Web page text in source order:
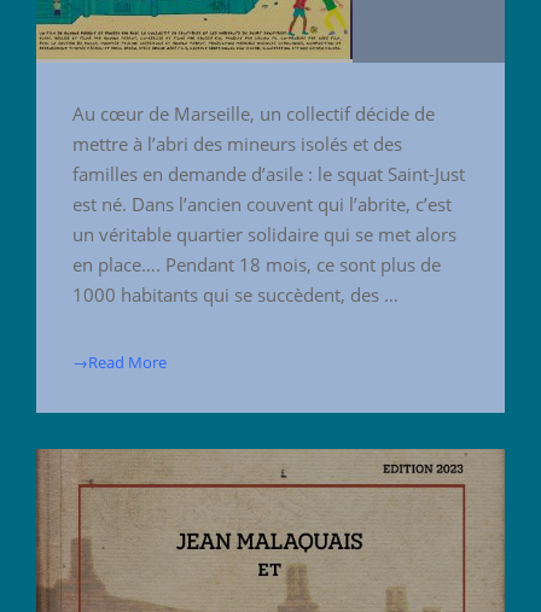
Au cœur de Marseille, un collectif décide de
mettre à l’abri des mineurs isolés et des
familles en demande d’asile : le squat Saint-Just
est né. Dans l’ancien couvent qui l’abrite, c’est
un véritable quartier solidaire qui se met alors
en place…. Pendant 18 mois, ce sont plus de
1000 habitants qui se succèdent, des …
→Read More